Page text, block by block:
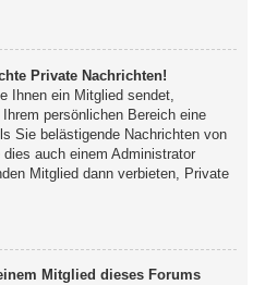
Private Nachrichten!
Ihnen ein Mitglied sendet,
persönlichen Bereich eine
Sie belästigende Nachrichten von
auch einem Administrator
Mitglied dann verbieten, Private
Mitglied dieses Forums